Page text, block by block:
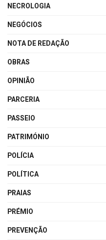
NECROLOGIA
NEGÓCIOS
NOTA DE REDAÇÃO
OBRAS
OPINIÃO
PARCERIA
PASSEIO
PATRIMÓNIO
POLÍCIA
POLÍTICA
PRAIAS
PRÉMIO
PREVENÇÃO